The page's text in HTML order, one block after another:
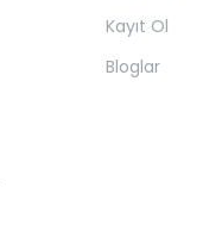
Kayıt Ol
Bloglar